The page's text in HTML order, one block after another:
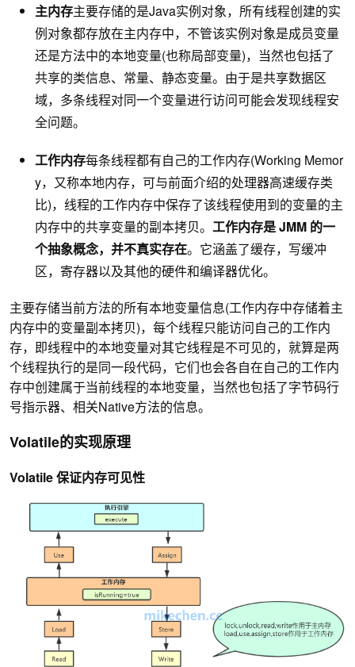
主内存主要存储的是Java实例对象，所有线程创建的实
例对象都存放在主内存中，不管该实例对象是成员变量
还是方法中的本地变量(也称局部变量)，当然也包括了
共享的类信息、常量、静态变量。由于是共享数据区
域，多条线程对同一个变量进行访问可能会发现线程安
全问题。
工作内存每条线程都有自己的工作内存(Working Memor
y，又称本地内存，可与前面介绍的处理器高速缓存类
比)，线程的工作内存中保存了该线程使用到的变量的主
内存中的共享变量的副本拷贝。 工作内存是 JMM 的一
个抽象概念，并不真实存在。它涵盖了缓存，写缓冲
区，寄存器以及其他的硬件和编译器优化。
主要存储当前方法的所有本地变量信息(工作内存中存储着主
内存中的变量副本拷贝)，每个线程只能访问自己的工作内
存，即线程中的本地变量对其它线程是不可见的，就算是两
个线程执行的是同一段代码，它们也会各自在自己的工作内
存中创建属于当前线程的本地变量，当然也包括了字节码行
号指示器、相关Native方法的信息。
Volatile的实现原理
Volatile 保证内存可见性